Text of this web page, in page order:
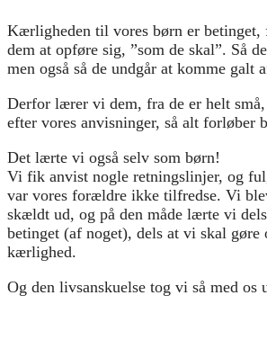
Kærligheden til vores børn er
dem at opføre sig, ”som de skal”. Så
men også så de undgår at komme galt
Derfor lærer vi dem, fra de er helt
efter vores anvisninger, så alt forløber
Det lærte vi også selv som børn!
Vi fik anvist nogle retningslinjer, og
var vores forældre ikke tilfredse. Vi
skældt ud, og på den måde lærte vi
betinget (af noget), dels at vi skal
kærlighed.
Og den livsanskuelse tog vi så med